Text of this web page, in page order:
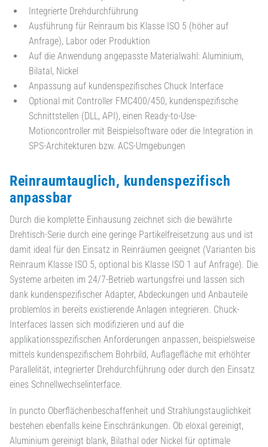
Integrierte Drehdurchführung
Ausführung für Reinraum bis Klasse ISO 5 (höher auf
Anfrage), Labor oder Produktion
Auf die Anwendung angepasste Materialwahl: Aluminium,
Bilatal, Nickel
Anpassung auf kundenspezifisches Chuck Interface
Optional mit Controller FMC400/450, kundenspezifische
Schnittstellen (DLL, API), einen Ready-to-Use-
Motioncontroller mit Beispielsoftware oder die Integration in
SPS-Architekturen bzw. ACS-Umgebungen
Reinraumtauglich, kundenspezifisch
anpassbar
Durch die komplette Einhausung zeichnet sich die bewährte
Drehtisch-Serie durch eine geringe Partikelfreisetzung aus und ist
damit ideal für den Einsatz in Reinräumen geeignet (Varianten bis
Reinraum Klasse ISO 5, optional bis Klasse ISO 1 auf Anfrage). Die
Systeme arbeiten im 24/7-Betrieb wartungsfrei und lassen sich
dank kundenspezifischer Adapter, Abdeckungen und Anbauteile
problemlos in bereits existierende Anlagen integrieren. Chuck-
Interfaces lassen sich modifizieren und auf die
applikationsspezifischen Anforderungen anpassen, beispielsweise
mittels kundenspezifischem Bohrbild, Auflagefläche mit erhöhter
Parallelität, integrierter Drehdurchführung oder durch den Einsatz
eines Schnellwechselinterface.
In puncto Oberflächenbeschaffenheit und Strahlungstauglichkeit
bestehen ebenfalls keine Einschränkungen. Ob eloxal gereinigt,
Aluminium gereinigt blank, Bilathal oder Nickel für optimale